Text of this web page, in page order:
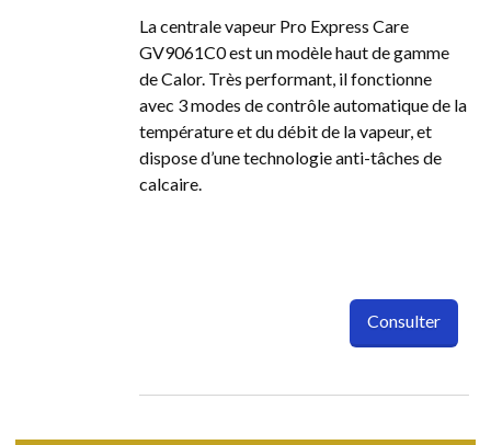
La centrale vapeur Pro Express Care
GV9061C0 est un modèle haut de gamme
de Calor. Très performant, il fonctionne
avec 3 modes de contrôle automatique de la
température et du débit de la vapeur, et
dispose d’une technologie anti-tâches de
calcaire.
Consulter